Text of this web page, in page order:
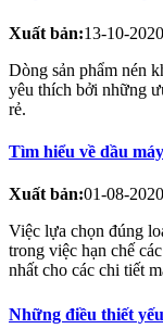
Xuất bản:13-10-2020
Dòng sản phẩm nén
yêu thích bởi những
rẻ.
Tìm hiểu về dầu
Xuất bản:01-08-2020
Việc lựa chọn đúng
trong việc hạn chế
nhất cho các chi tiết
Những điều thiết